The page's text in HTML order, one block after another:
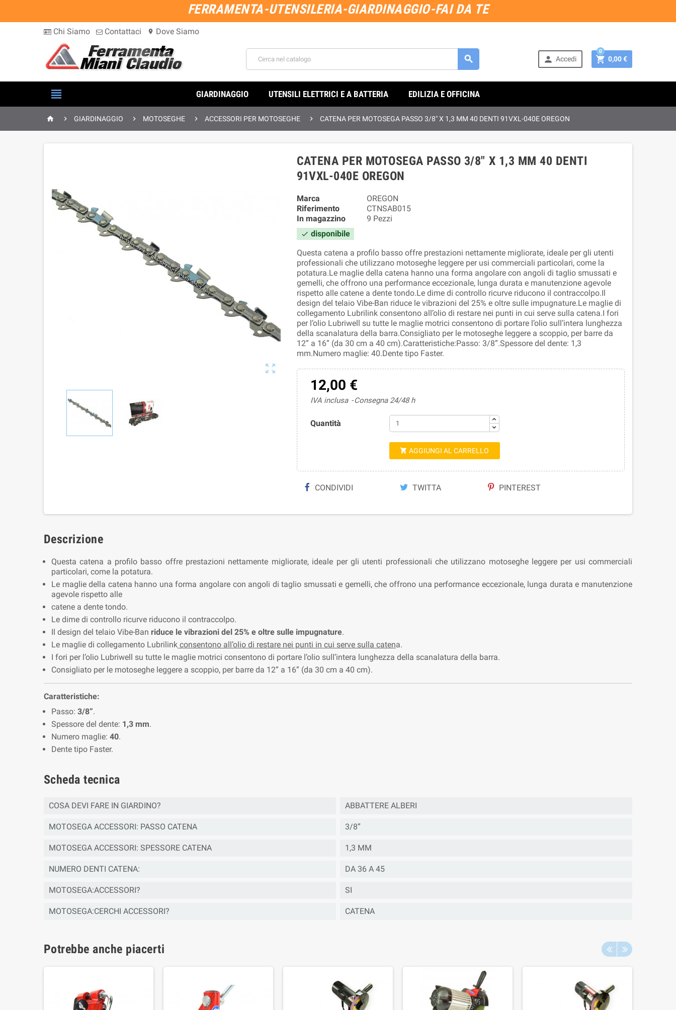
FERRAMENTA-UTENSILERIA-GIARDINAGGIO-FAI DA TE
Chi Siamo Contattaci location_on Dove Siamo
  Accedi  0,00 €
0
 GIARDINAGGIO UTENSILI ELETTRICI E A BATTERIA EDILIZIA E OFFICINA
  GIARDINAGGIO  MOTOSEGHE  ACCESSORI PER MOTOSEGHE  CATENA PER MOTOSEGA PASSO 3/8" X 1,3 MM 40 DENTI 91VXL-040E OREGON

CATENA PER MOTOSEGA PASSO 3/8" X 1,3 MM 40 DENTI
91VXL-040E OREGON
Marca
OREGON
Riferimento
CTNSAB015
In magazzino
9 Pezzi
 disponibile
Questa catena a profilo basso offre prestazioni nettamente migliorate, ideale per gli utenti
professionali che utilizzano motoseghe leggere per usi commerciali particolari, come la
potatura.Le maglie della catena hanno una forma angolare con angoli di taglio smussati e
gemelli, che offrono una performance eccezionale, lunga durata e manutenzione agevole
rispetto alle catene a dente tondo.Le dime di controllo ricurve riducono il contraccolpo.Il
design del telaio Vibe-Ban riduce le vibrazioni del 25% e oltre sulle impugnature.Le maglie di
collegamento Lubrilink consentono all’olio di restare nei punti in cui serve sulla catena.I fori
per l’olio Lubriwell su tutte le maglie motrici consentono di portare l’olio sull’intera lunghezza
della scanalatura della barra.Consigliato per le motoseghe leggere a scoppio, per barre da
12” a 16” (da 30 cm a 40 cm).Caratteristiche:Passo: 3/8”.Spessore del dente: 1,3
mm.Numero maglie: 40.Dente tipo Faster.
12,00 €
IVA inclusa Consegna 24/48 h
Quantità
 AGGIUNGI AL CARRELLO
CONDIVIDI TWITTA PINTEREST
Descrizione
Questa catena a profilo basso offre prestazioni nettamente migliorate, ideale per gli utenti professionali che utilizzano motoseghe leggere per usi commerciali
particolari, come la potatura.
Le maglie della catena hanno una forma angolare con angoli di taglio smussati e gemelli, che offrono una performance eccezionale, lunga durata e manutenzione
agevole rispetto alle
catene a dente tondo.
Le dime di controllo ricurve riducono il contraccolpo.
Il design del telaio Vibe-Ban riduce le vibrazioni del 25% e oltre sulle impugnature.
Le maglie di collegamento Lubrilink consentono all’olio di restare nei punti in cui serve sulla catena.
I fori per l’olio Lubriwell su tutte le maglie motrici consentono di portare l’olio sull’intera lunghezza della scanalatura della barra.
Consigliato per le motoseghe leggere a scoppio, per barre da 12” a 16” (da 30 cm a 40 cm).
Caratteristiche:
Passo: 3/8”.
Spessore del dente: 1,3 mm.
Numero maglie: 40.
Dente tipo Faster.
Scheda tecnica
COSA DEVI FARE IN GIARDINO? ABBATTERE ALBERI
MOTOSEGA ACCESSORI: PASSO CATENA 3/8”
MOTOSEGA ACCESSORI: SPESSORE CATENA 1,3 MM
NUMERO DENTI CATENA: DA 36 A 45
MOTOSEGA:ACCESSORI? SI
MOTOSEGA:CERCHI ACCESSORI? CATENA
Potrebbe anche piacerti